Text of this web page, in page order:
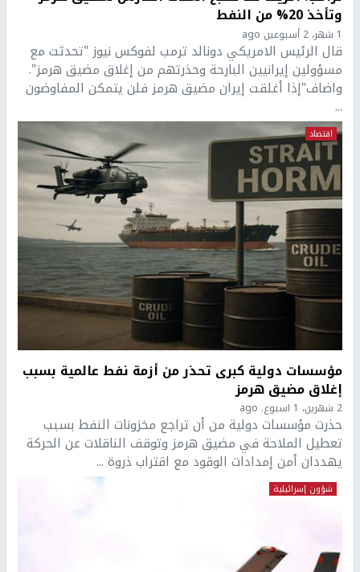
وتأخذ 20% من النفط
1 شهر، 2 أسبوعين ago
قال الرئيس الامريكي دونالد ترمب لفوكس نيوز "تحدثت مع
مسؤولين إيرانيين البارحة وحذرتهم من إغلاق مضيق هرمز".
واضاف"إذا أغلقت إيران مضيق هرمز فلن يتمكن المفاوضون
...
اقتصاد
مؤسسات دولية كبرى تحذر من أزمة نفط عالمية بسبب
إغلاق مضيق هرمز
2 شهرين، 1 اسبوع. ago
حذرت مؤسسات دولية من أن تراجع مخزونات النفط بسبب
تعطيل الملاحة في مضيق هرمز وتوقف الناقلات عن الحركة
يهددان أمن إمدادات الوقود مع اقتراب ذروة ...
شؤون إسرائيلية